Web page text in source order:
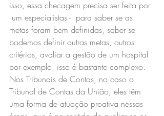
isso, essa checagem precisa ser feita por
um especialistas -  para saber se as
metas foram bem definidas, saber se
podemos definir outras metas, outros
critérios, avaliar a gestão de um hospital
por exemplo, isso é bastante complexo.
Nos Tribunais de Contas, no caso o
Tribunal de Contas da União, eles têm
uma forma de atuação proativa nessas